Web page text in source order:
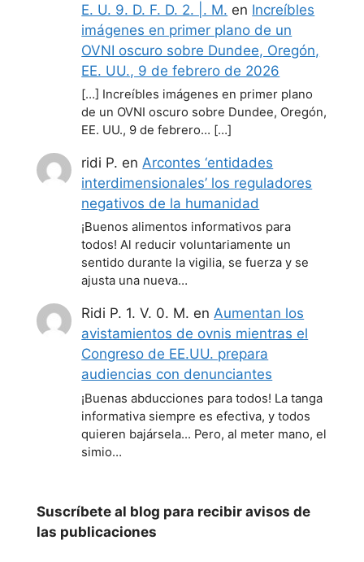
E. U. 9. D. F. D. 2. |. M. en Increíbles
imágenes en primer plano de un
OVNI oscuro sobre Dundee, Oregón,
EE. UU., 9 de febrero de 2026
[…] Increíbles imágenes en primer plano
de un OVNI oscuro sobre Dundee, Oregón,
EE. UU., 9 de febrero… […]
ridi P. en Arcontes ‘entidades
interdimensionales’ los reguladores
negativos de la humanidad
¡Buenos alimentos informativos para
todos! Al reducir voluntariamente un
sentido durante la vigilia, se fuerza y se
ajusta una nueva…
Ridi P. 1. V. 0. M. enAumentan los
avistamientos de ovnis mientras el
Congreso de EE.UU. prepara
audiencias con denunciantes
¡Buenas abducciones para todos! La tanga
informativa siempre es efectiva, y todos
quieren bajársela... Pero, al meter mano, el
simio…
Suscríbete al blog para recibir avisos de
las publicaciones